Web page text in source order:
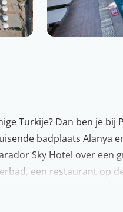
Turkije? Dan ben je bij
badplaats Alanya
Sky Hotel over een
een restaurant op
wat sport- en